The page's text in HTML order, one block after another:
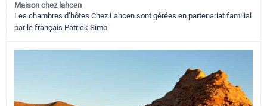
Maison chez lahcen
Les chambres d’hôtes Chez Lahcen sont gérées en partenariat familial
par le français Patrick Simo